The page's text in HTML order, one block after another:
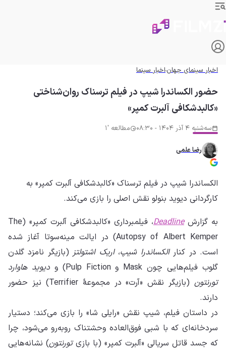
اخبار سینمای جهاناخبار سینما
حضور الکساندرا شیپ در فیلم ترسناک روان‌شناختی
«کالبدشکافی آلبرت کمپر»
سه‌شنبه 4 آذر 1404 - 08:30 مطالعه '1
رضا علمی
الکساندرا شیپ در فیلم ترسناک «کالبدشکافی آلبرت کمپر» به
کارگردانی دیوید بنولو نقش اصلی را بازی می‌کند.
به گزارشDeadline
، فیلمبرداری «کالبدشکافی آلبرت کمپر» (The
Autopsy of Albert Kemper) در ایالت مینه‌سوتا آغاز شده
است. در کنارالکساندرا شیپ،اریک اشتولتز(بازیگر نامزد گلدن
گلوب فیلم‌هایی چون Mask و Pulp Fiction) و
دیوید هاوارد
تورنتون
(بازیگر نقش «آرت» در مجموعهٔ Terrifier) نیز حضور
دارند.
در داستان فیلم، شیپ نقش «رایلی شا» را بازی می‌کند؛ دستیار
سردخانه‌ای که با شبی فوق‌العاده وحشتناک روبه‌رو می‌شود، چرا
که جسد قاتل سریالی «آلبرت کمپر» (با بازیتورنتون) نشانه‌هایی